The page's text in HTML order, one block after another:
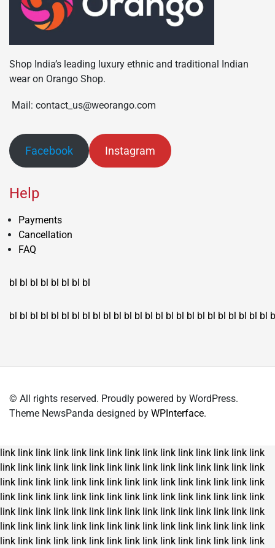
Shop India’s leading luxury ethnic and traditional Indian
wear on Orango Shop.
Mail: contact_us@weorango.com
Facebook Instagram
Help
Payments
Cancellation
FAQ
bl bl bl bl bl bl bl bl
bl bl bl bl bl bl bl bl bl bl bl bl bl bl bl bl bl bl bl bl bl bl bl bl bl
© All rights reserved. Proudly powered by WordPress.
Theme NewsPanda designed by WPInterface.
link link link link link link link link link link link link link link link
link link link link link link link link link link link link link link link
link link link link link link link link link link link link link link link
link link link link link link link link link link link link link link link
link link link link link link link link link link link link link link link
link link link link link link link link link link link link link link link
link link link link link link link link link link link link link link link